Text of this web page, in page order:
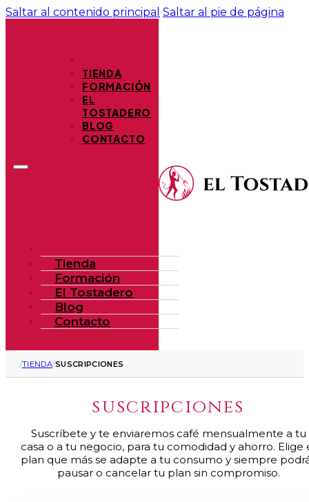
Saltar al contenido principal Saltar al pie de página
TIENDA
FORMACIÓN
EL
TOSTADERO
BLOG
CONTACTO
Tienda
Formación
El Tostadero
Blog
Contacto
/TIENDA/SUSCRIPCIONES
suscripciones
Suscríbete y te enviaremos café mensualmente a tu
casa o a tu negocio, para tu comodidad y ahorro. Elige
plan que más se adapte a tu consumo y siempre
pausar o cancelar tu plan sin compromiso.